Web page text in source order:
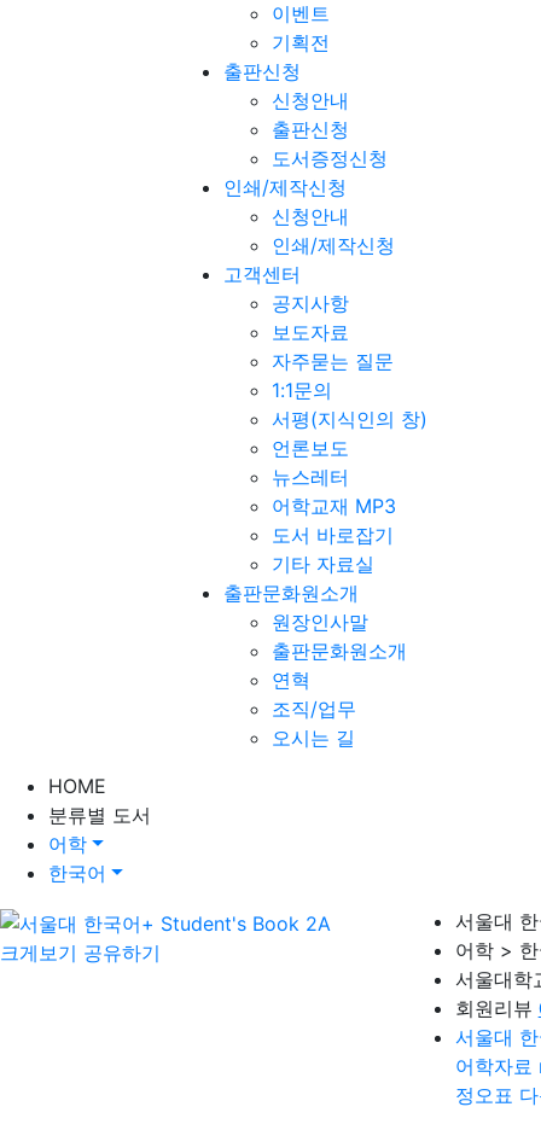
이벤트
기획전
출판신청
신청안내
출판신청
도서증정신청
인쇄/제작신청
신청안내
인쇄/제작신청
고객센터
공지사항
보도자료
자주묻는 질문
1:1문의
서평(지식인의 창)
언론보도
뉴스레터
어학교재 MP3
도서 바로잡기
기타 자료실
출판문화원소개
원장인사말
출판문화원소개
연혁
조직/업무
오시는 길
HOME
분류별 도서
어학
한국어
크게보기 공유하기
서울대
어학 >
서울대학
회원리뷰
서울대
어학자료
정오표